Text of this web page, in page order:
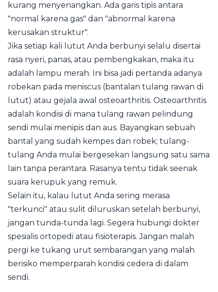
kurang menyenangkan. Ada garis tipis antara
"normal karena gas" dan "abnormal karena
kerusakan struktur".
Jika setiap kali lutut Anda berbunyi selalu disertai
rasa nyeri, panas, atau pembengkakan, maka itu
adalah lampu merah. Ini bisa jadi pertanda adanya
robekan pada meniscus (bantalan tulang rawan di
lutut) atau gejala awal osteoarthritis. Osteoarthritis
adalah kondisi di mana tulang rawan pelindung
sendi mulai menipis dan aus. Bayangkan sebuah
bantal yang sudah kempes dan robek; tulang-
tulang Anda mulai bergesekan langsung satu sama
lain tanpa perantara. Rasanya tentu tidak seenak
suara kerupuk yang remuk.
Selain itu, kalau lutut Anda sering merasa
"terkunci" atau sulit diluruskan setelah berbunyi,
jangan tunda-tunda lagi. Segera hubungi dokter
spesialis ortopedi atau fisioterapis. Jangan malah
pergi ke tukang urut sembarangan yang malah
berisiko memperparah kondisi cedera di dalam
sendi.